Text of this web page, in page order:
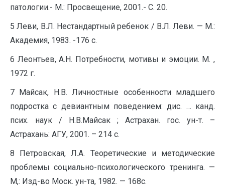
патологии.- М.: Просвещение, 2001.- С. 20.
5 Леви, В.Л. Нестандартный ребенок / В.Л. Леви. — М.:
Академия, 1983. -176 с.
6 Леонтьев, А.Н. Потребности, мотивы и эмоции. М. ,
1972 г.
7 Майсак, Н.В. Личностные особенности младшего
подростка с девиантным поведением: дис. … канд.
псих. наук / Н.В.Майсак ; Астрахан. гос. ун-т. –
Астрахань: АГУ, 2001. – 214 с.
8 Петровская, Л.А. Теоретические и методические
проблемы социально-психологического тренинга. —
М,: Изд-во Моск. ун-та, 1982. — 168с.